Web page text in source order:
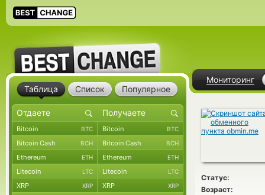
Мониторинг
Статус:
Возраст:
Таблица Список Популярное
Bitcoin BTC Bitcoin BTC
Bitcoin Cash BCH Bitcoin Cash BCH
Ethereum ETH Ethereum ETH
Litecoin LTC Litecoin LTC
XRP XRP XRP XRP